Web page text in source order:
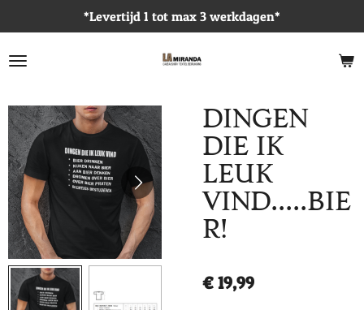
direct
naar
*Levertijd 1 tot max 3 werkdagen*
DINGEN
DIE IK
LEUK
VIND.....BIE
R!
€ 19,99